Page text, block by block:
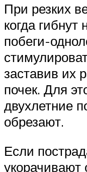
При резких
когда гибнут
побеги-
заставив их
почек. Для
двухлетние
обрезают.
Если
укорачивают